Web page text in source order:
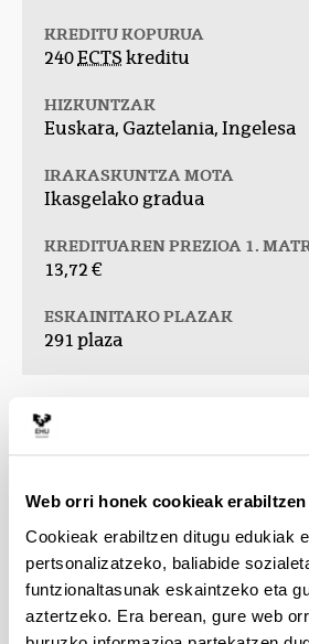
Web orri honek cookieak
Cookieak erabiltzen ditugu edukiak
pertsonalizatzeko, baliabide
funtzionaltasunak eskaintzeko eta
aztertzeko. Era berean, gure web
KREDITU KOPURUA
240ECTS kreditu
HIZKUNTZAK
Euskara, Gaztelania, Ingelesa
IRAKASKUNTZA MOTA
Ikasgelako gradua
KREDITUAREN PREZIOA 1.
13,72 €
ESKAINITAKO PLAZAK
291 plaza
(Beste leiho bat zabalduko du)
Liburuxka